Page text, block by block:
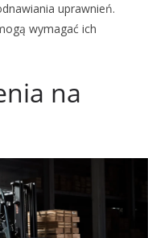
uprawnień.
wymagać ich
na